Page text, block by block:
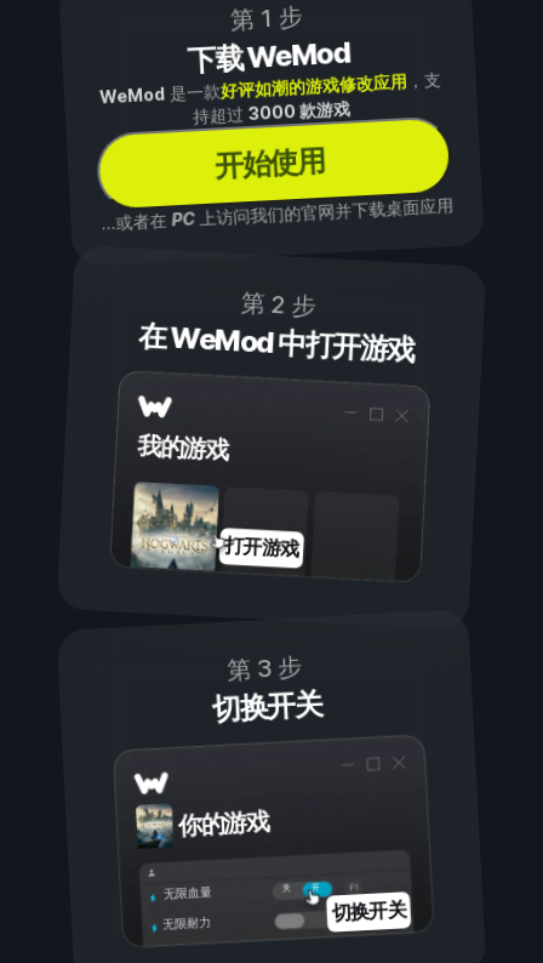
第 1 步
下载 WeMod
WeMod是一款好评如潮的游戏修改应用 ，支
持超过3000 款游戏
开始使用
...或者在PC上访问我们的官网并下载桌面应用
第 2 步
在 WeMod 中打开游戏
我的游戏
打开游戏
第 3 步
切换开关
你的游戏
开
关
无限血量
无限耐力
切换开关